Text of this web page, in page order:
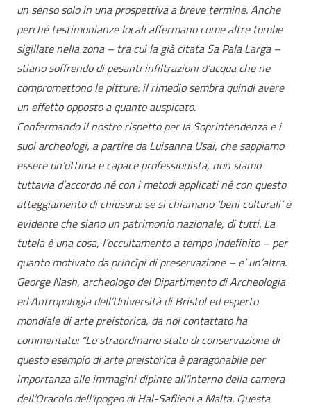
un senso solo in una prospettiva a breve termine. Anche
perché testimonianze locali affermano come altre tombe
sigillate nella zona – tra cui la già citata Sa Pala Larga –
stiano soffrendo di pesanti infiltrazioni d’acqua che ne
compromettono le pitture: il rimedio sembra quindi avere
un effetto opposto a quanto auspicato.
Confermando il nostro rispetto per la Soprintendenza e i
suoi archeologi, a partire da Luisanna Usai, che sappiamo
essere un’ottima e capace professionista, non siamo
tuttavia d’accordo né con i metodi applicati né con questo
atteggiamento di chiusura: se si chiamano ‘beni culturali’ è
evidente che siano un patrimonio nazionale, di tutti. La
tutela è una cosa, l’occultamento a tempo indefinito – per
quanto motivato da princìpi di preservazione – e’ un’altra.
George Nash, archeologo del Dipartimento di Archeologia
ed Antropologia dell’Università di Bristol ed esperto
mondiale di arte preistorica, da noi contattato ha
commentato: “Lo straordinario stato di conservazione di
questo esempio di arte preistorica è paragonabile per
importanza alle immagini dipinte all’interno della camera
dell’Oracolo dell’ipogeo di Hal-Saflieni a Malta. Questa